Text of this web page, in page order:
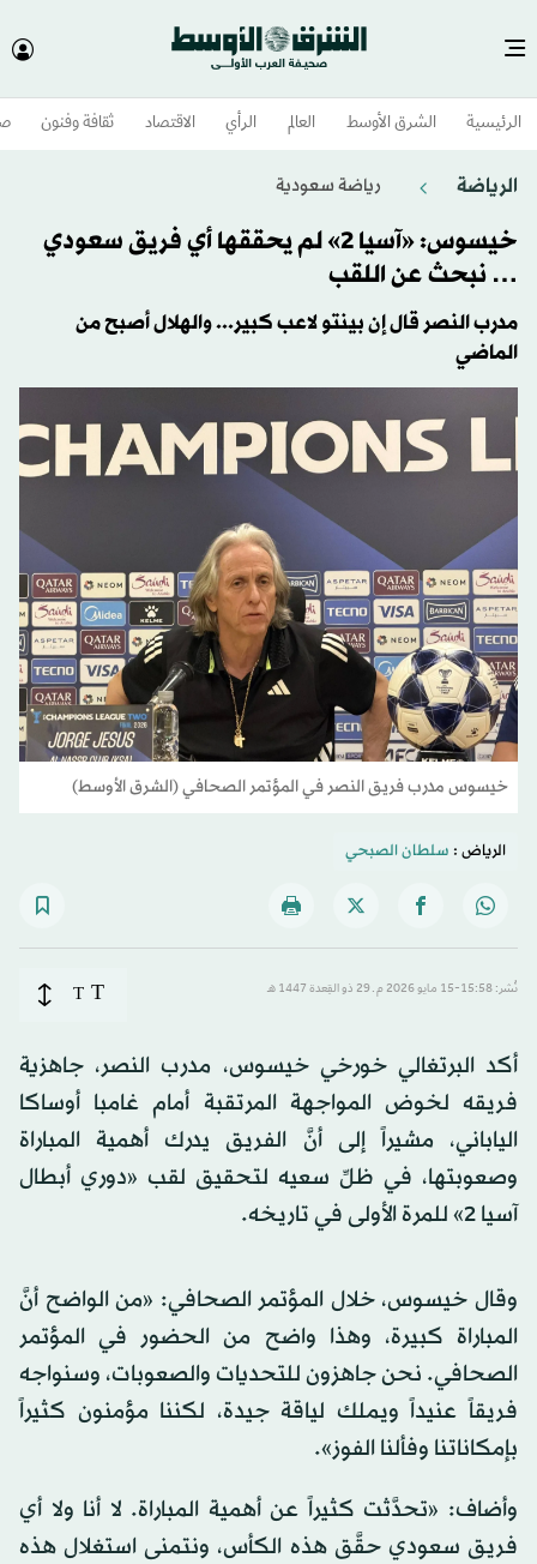
الرئيسية الشرق الأوسط​ العالم الرأي الاقتصاد ثقافة وفنون
الرياضة رياضة سعودية
خيسوس: «آسيا 2» لم يحققها أي فريق سعودي
… نبحث عن اللقب
مدرب النصر قال إن بينتو لاعب كبير... والهلال أصبح من
الماضي
خيسوس مدرب فريق النصر في المؤتمر الصحافي (الشرق الأوسط)
الرياض : سلطان الصبحي
نُشر: 15:58-15 مايو 2026 م ـ 29 ذو القِعدة 1447 هـ T
T
أكد البرتغالي خورخي خيسوس، مدرب النصر، جاهزية
فريقه لخوض المواجهة المرتقبة أمام غامبا أوساكا
الياباني، مشيراً إلى أنَّ الفريق يدرك أهمية المباراة
وصعوبتها، في ظلِّ سعيه لتحقيق لقب «دوري أبطال
آسيا 2» للمرة الأولى في تاريخه.
وقال خيسوس، خلال المؤتمر الصحافي: «من الواضح أنَّ
المباراة كبيرة، وهذا واضح من الحضور في المؤتمر
الصحافي. نحن جاهزون للتحديات والصعوبات، وسنواجه
فريقاً عنيداً ويملك لياقة جيدة، لكننا مؤمنون كثيراً
بإمكاناتنا وفألنا الفوز».
وأضاف: «تحدَّثت كثيراً عن أهمية المباراة. لا أنا ولا أي
فريق سعودي حقَّق هذه الكأس، ونتمنى استغلال هذه